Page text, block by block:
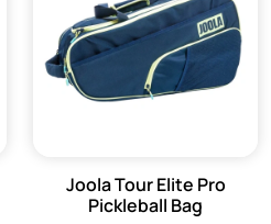
Joola Tour Elite Pro
Pickleball Bag